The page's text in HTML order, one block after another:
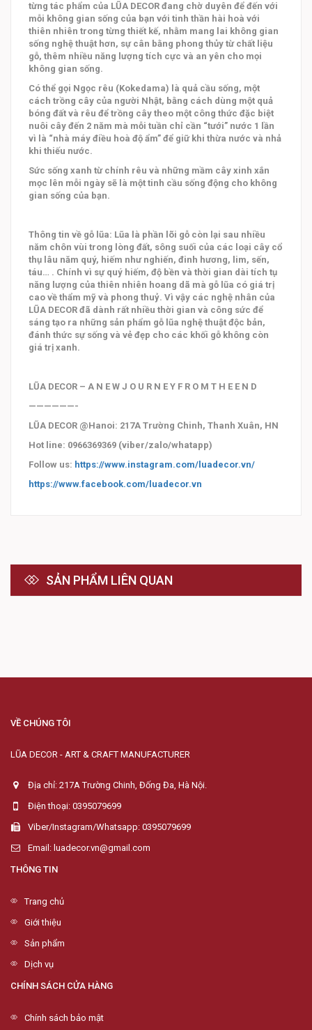
từng tác phẩm của LŨA DECOR đang chờ duyên để đến với
mỗi không gian sống của bạn với tinh thần hài hoà với
thiên nhiên trong từng thiết kế, nhằm mang lai không gian
sống nghệ thuật hơn, sự cân bằng phong thủy từ chất liệu
gỗ, thêm nhiều năng lượng tích cực và an yên cho mọi
không gian sống.
Có thể gọi Ngọc rêu (Kokedama) là quả cầu sống, một
cách trồng cây của người Nhật, bằng cách dùng một quả
bóng đất và rêu để trồng cây theo một công thức đặc biệt
nuôi cây đến 2 năm mà mỗi tuần chỉ cần “tưới” nước 1 lần
vì là “nhà máy điều hoà độ ẩm” để giữ khi thừa nước và nhả
khi thiếu nước.
Sức sống xanh từ chính rêu và những mầm cây xinh xắn
mọc lên mỗi ngày sẽ là một tinh cầu sống động cho không
gian sống của bạn.
Thông tin về gỗ lũa: Lũa là phần lõi gỗ còn lại sau nhiều
năm chôn vùi trong lòng đất, sông suối của các loại cây cổ
thụ lâu năm quý, hiếm như nghiến, đinh hương, lim, sến,
táu… . Chính vì sự quý hiếm, độ bền và thời gian dài tích tụ
năng lượng của thiên nhiên hoang dã mà gỗ lũa có giá trị
cao về thẩm mỹ và phong thuỷ. Vì vậy các nghệ nhân của
LŨA DECOR đã dành rất nhiều thời gian và công sức để
sáng tạo ra những sản phẩm gỗ lũa nghệ thuật độc bản,
đánh thức sự sống và vẻ đẹp cho các khối gỗ không còn
giá trị xanh.
LŨA DECOR – A N E W J O U R N E Y F R O M T H E E N D
——————-
LŨA DECOR @Hanoi: 217A Trường Chinh, Thanh Xuân, HN
Hot line: 0966369369 (viber/zalo/whatapp)
Follow us: https://www.instagram.com/luadecor.vn/
https://www.facebook.com/luadecor.vn
SẢN PHẨM LIÊN QUAN
VỀ CHÚNG TÔI
LŨA DECOR - ART & CRAFT MANUFACTURER
Địa chỉ: 217A Trường Chinh, Đống Đa, Hà Nội.
Điện thoại: 0395079699
Viber/Instagram/Whatsapp: 0395079699
Email: luadecor.vn@gmail.com
THÔNG TIN
Trang chủ
Giới thiệu
Sản phẩm
Dịch vụ
CHÍNH SÁCH CỬA HÀNG
Chính sách bảo mật